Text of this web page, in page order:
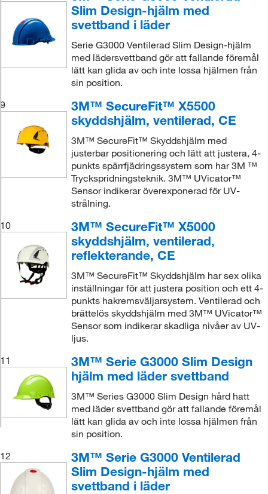
Slim Design-hjälm med
svettband i läder
Serie G3000 Ventilerad Slim Design-hjälm
med lädersvettband gör att fallande föremål
lätt kan glida av och inte lossa hjälmen från
sin position.
9
3M™ SecureFit™ X5500
skyddshjälm, ventilerad, CE
3M™ SecureFit™ Skyddshjälm med
justerbar positionering och lätt att justera, 4-
punkts spärrfjädringssystem som har 3M ™
Tryckspridningsteknik. 3M™ UVicator™
Sensor indikerar överexponerad för UV-
strålning.
10
3M™ SecureFit™ X5000
skyddshjälm, ventilerad,
reflekterande, CE
3M™ SecureFit™ Skyddshjälm har sex olika
inställningar för att justera position och ett 4-
punkts hakremsväljarsystem. Ventilerad och
brättelös skyddshjälm med 3M™ UVicator™
Sensor som indikerar skadliga nivåer av UV-
ljus.
11
3M™ Serie G3000 Slim Design
hjälm med läder svettband
3M™ Series G3000 Slim Design hård hatt
med läder svettband gör att fallande föremål
lätt kan glida av och inte lossa hjälmen från
sin position.
12
3M™ Serie G3000 Ventilerad
Slim Design-hjälm med
svettband i läder